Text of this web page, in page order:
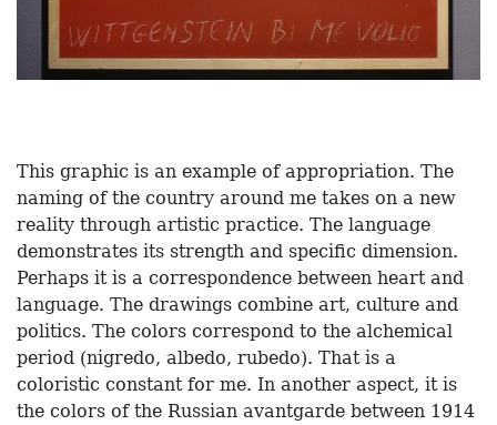
This graphic is an example of appropriation. The
naming of the country around me takes on a new
reality through artistic practice. The language
demonstrates its strength and specific dimension.
Perhaps it is a correspondence between heart and
language. The drawings combine art, culture and
politics. The colors correspond to the alchemical
period (nigredo, albedo, rubedo). That is a
coloristic constant for me. In another aspect, it is
the colors of the Russian avantgarde between 1914